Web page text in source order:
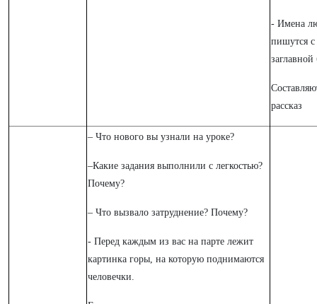
- Имена
пишутся с
рассказ
– Что нового вы узнали на уроке?
–Какие задания выполнили с легкостью?
Почему?
– Что вызвало затруднение? Почему?
- Перед каждым из вас на парте лежит
картинка горы, на которую поднимаются
человечки.